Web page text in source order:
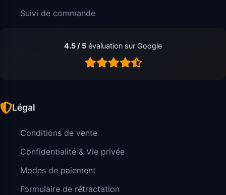
Suivi de commande
4.5 / 5 évaluation sur Google
Légal
Conditions de vente
Confidentialité & Vie privée
Modes de paiement
Formulaire de rétractation